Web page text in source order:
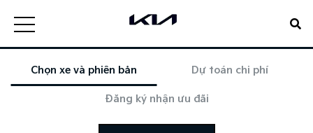
Chọn xe và phiên bản Dự toán chi phí
Đăng ký nhận ưu đãi